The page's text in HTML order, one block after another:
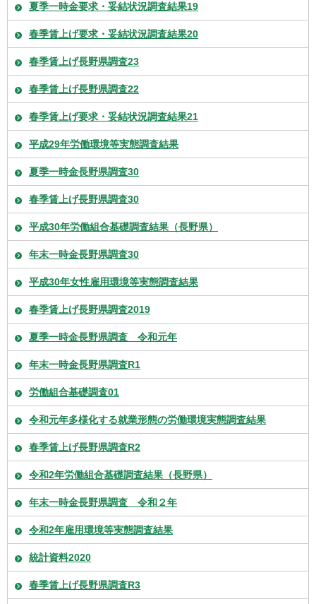
夏季一時金要求・妥結状況調査結果19
春季賃上げ要求・妥結状況調査結果20
春季賃上げ長野県調査23
春季賃上げ長野県調査22
春季賃上げ要求・妥結状況調査結果21
平成29年労働環境等実態調査結果
夏季一時金長野県調査30
春季賃上げ長野県調査30
平成30年労働組合基礎調査結果（長野県）
年末一時金長野県調査30
平成30年女性雇用環境等実態調査結果
春季賃上げ長野県調査2019
夏季一時金長野県調査 令和元年
年末一時金長野県調査R1
労働組合基礎調査01
令和元年多様化する就業形態の労働環境実態調査結果
春季賃上げ長野県調査R2
令和2年労働組合基礎調査結果（長野県）
年末一時金長野県調査 令和２年
令和2年雇用環境等実態調査結果
統計資料2020
春季賃上げ長野県調査R3